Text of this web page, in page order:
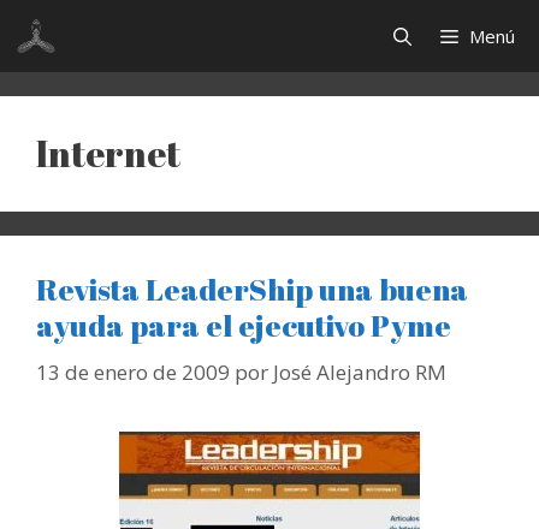
Saltar
contenido
Menú
Internet
Revista LeaderShip una buena
ayuda para el ejecutivo Pyme
13 de enero de 2009 por José Alejandro RM